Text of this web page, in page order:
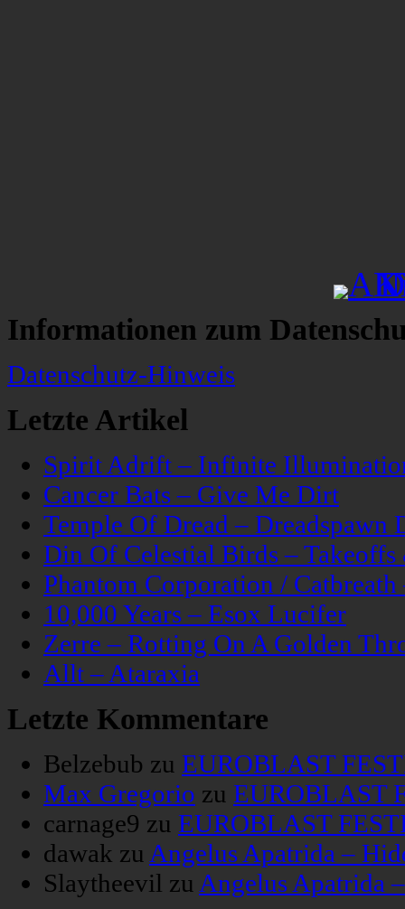
Informationen zum
Datenschutz-Hinweis
Letzte Artikel
Spirit Adrift – Infinite
Cancer Bats – Give Me Dirt
Temple Of Dread – Dreadspawn
Din Of Celestial Birds –
Phantom Corporation /
10,000 Years – Esox Lucifer
Zerre – Rotting On A Golden
Allt – Ataraxia
Letzte Kommentare
Belzebub zu EUROBLAST
Max Gregorio zu EUROBLAST
carnage9 zu EUROBLAST
dawak zu Angelus Apatrida –
Slaytheevil zu Angelus Apatrida